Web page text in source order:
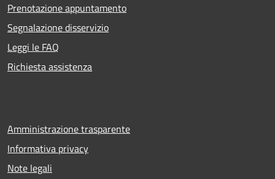
Prenotazione appuntamento
Segnalazione disservizio
Leggi le FAQ
Richiesta assistenza
Amministrazione trasparente
Informativa privacy
Note legali